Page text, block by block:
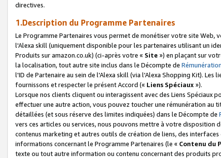
directives.
1.Description du Programme Partenaires
Le Programme Partenaires vous permet de monétiser votre site Web,
l'Alexa skill (uniquement disponible pour les partenaires utilisant un
Produits sur amazon.co.uk) (ci-après votre « Site ») en plaçant sur
la localisation, tout autre site inclus dans le Décompte de
l'ID de Partenaire au sein de l'Alexa skill (via l'Alexa Shopping Kit).
fournissons et respecter le présent Accord (« Liens Spéciaux»).
Lorsque nos clients cliquent ou interagissent avec des Liens Spéciaux
effectuer une autre action, vous pouvez toucher une rémunération
détaillées (et sous réserve des limites indiquées) dans le Décompte de
vers ces articles ou services, nous pouvons mettre à votre disposition
contenus marketing et autres outils de création de liens, des
informations concernant le Programme Partenaires (le « Contenu du
texte ou tout autre information ou contenu concernant des produits